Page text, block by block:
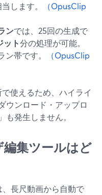
します。
（OpusClip
ンでは、25回の生成で
ット分の処理が可能。
帯です。
（OpusClip
使えるため、ハイライ
ウンロード・アップロ
発生しません。
集ツールはど
長尺動画から自動で